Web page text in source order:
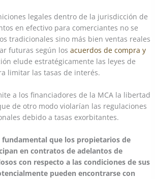
legales dentro de la jurisdicción de
en efectivo para comerciantes no se
tradicionales sino más bien ventas reales
futuras según losacuerdos de compra y
elude estratégicamente las leyes de
limitar las tasas de interés.
a los financiadores de la MCA la libertad
de otro modo violarían las regulaciones
debido a tasas exorbitantes.
fundamental que los propietarios de
en contratos de adelantos de
con respecto a las condiciones de sus
pueden encontrarse con